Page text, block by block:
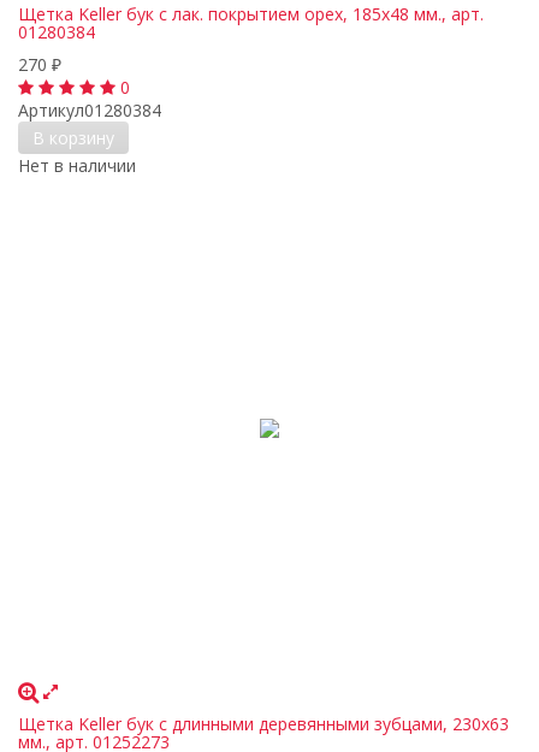
Щетка Keller бук с лак. покрытием орех, 185х48 мм., арт.
01280384
270 ₽
0
Артикул01280384
В корзину
Нет в наличии
Щетка Keller бук с длинными деревянными зубцами, 230х63
мм., арт. 01252273